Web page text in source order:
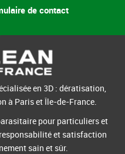
de contact
en 3D : dératisation,
à Paris et Île-de-France.
pour particuliers et
et satisfaction
sain et sûr.